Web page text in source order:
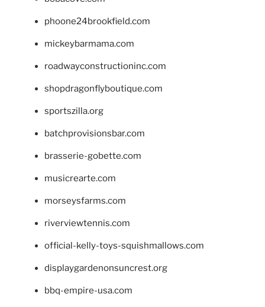
phoone24brookfield.com
mickeybarmama.com
roadwayconstructioninc.com
shopdragonflyboutique.com
sportszilla.org
batchprovisionsbar.com
brasserie-gobette.com
musicrearte.com
morseysfarms.com
riverviewtennis.com
official-kelly-toys-squishmallows.com
displaygardenonsuncrest.org
bbq-empire-usa.com